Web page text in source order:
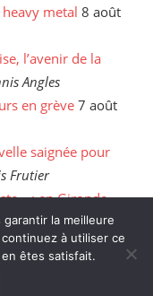
metal 8 août
l’avenir de la
Angles
en grève 7 août
saignée pour
Frutier
» : en Gironde,
heures 6 août
la meilleure
à utiliser ce
êtes satisfait.